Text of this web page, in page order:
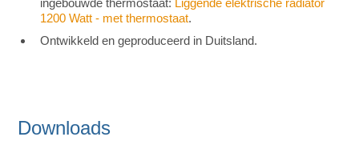
1200 Watt - met thermostaat.
Ontwikkeld en geproduceerd in Duitsland.
Downloads